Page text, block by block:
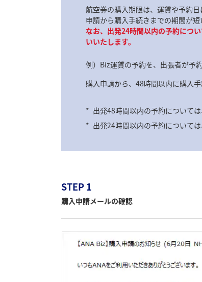
航空券の購入期限は、運賃や予約日
申請から購入手続きまでの期間が
なお、出発24時間以内の予約につ
いいたします。
例）Biz運賃の予約を、出張者が予
購入申請から、48時間以内に購入手
* 出発48時間以内の予約について
* 出発24時間以内の予約について
STEP 1
購入申請メールの確認